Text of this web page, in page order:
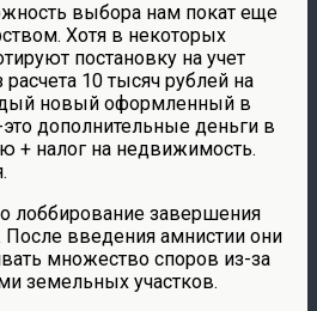
выбора нам покат еще
Хотя в некоторых
постановку на учет
10 тысяч рублей на
новый оформленный в
это дополнительные деньги в
+ налог на недвижимость.
лоббирование завершения
После введения амнистии они
множество споров из-за
земельных участков.